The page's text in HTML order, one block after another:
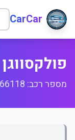
CarCar
מספר רכב: 6066118